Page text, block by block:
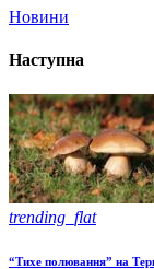
Новини
Наступна
trending_flat
“Тихе полювання” на